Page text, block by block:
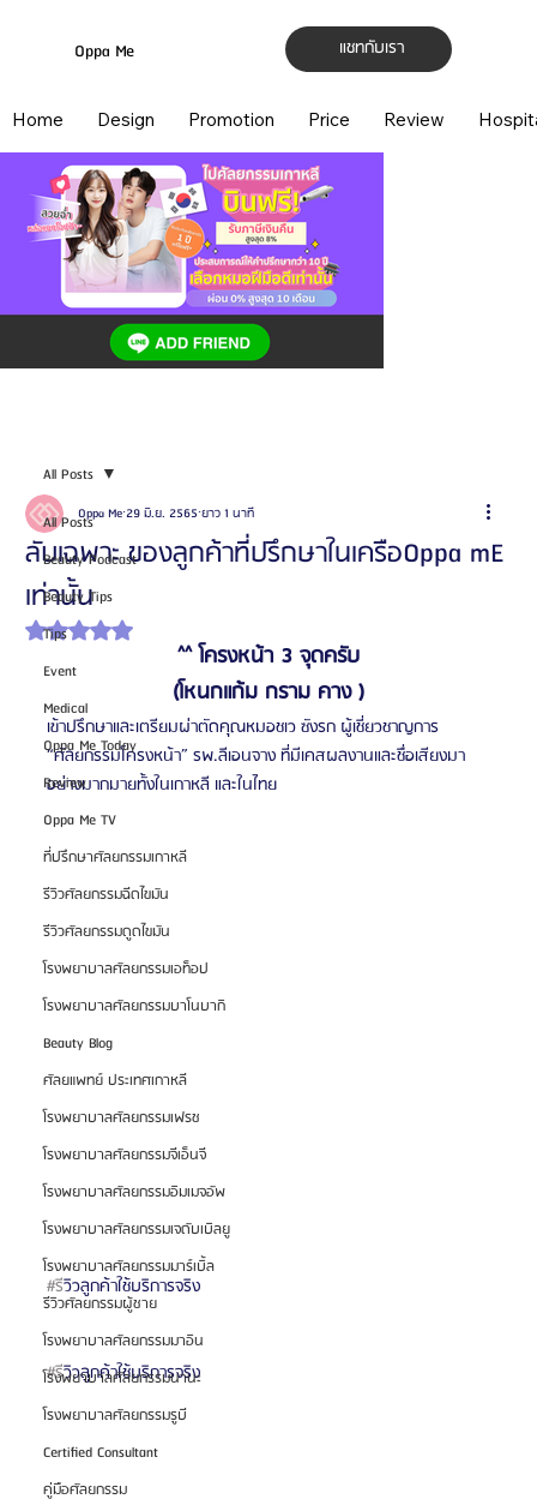
แชทกับเรา
Oppa Me
Home Design Promotion Price Review
All Posts
Beauty Podcast
Beauty Tips
Tips
Event
Medical
Oppa Me Today
Review
Oppa Me TV
ที่ปรึกษาศัลยกรรมเกาหลี
รีวิวศัลยกรรมฉีดไขมัน
รีวิวศัลยกรรมดูดไขมัน
โรงพยาบาลศัลยกรรมเอท็อป
โรงพยาบาลศัลยกรรมบาโนบากิ
Beauty Blog
ศัลยแพทย์ ประเทศเกาหลี
โรงพยาบาลศัลยกรรมเฟรช
โรงพยาบาลศัลยกรรมจีเอ็นจี
โรงพยาบาลศัลยกรรมอิมเมจอัพ
โรงพยาบาลศัลยกรรมเจดับเบิลยู
โรงพยาบาลศัลยกรรมมาร์เบิ้ล
รีวิวศัลยกรรมผู้ชาย
โรงพยาบาลศัลยกรรมมาอิน
โรงพยาบาลศัลยกรรมนานะ
โรงพยาบาลศัลยกรรมรูบี
Certified Consultant
คู่มือศัลยกรรม
All Posts
ลับเฉพาะ ของลูกค้าที่ปรึกษาในเครือOppa mE
เท่านั้น
Oppa Me29 มิ.ย. 2565 ยาว 1 นาที
ได้รับ NaN เต็ม 5 ดาว
^^ โครงหน้า 3 จุดครับ
(โหนกแก้ม กราม คาง )
เข้าปรึกษาและเตรียมผ่าตัดคุณหมอชเว ซังรก ผู้เชี่ยวชาญการ
“ศัลยกรรมโครงหน้า” รพ.ลีเอนจาง ที่มีเคสผลงานและชื่อเสียงมา
อย่างมากมายทั้งในเกาหลี และในไทย
#รีวิวลูกค้าใช้บริการจริง
#รีวิวลูกค้าใช้บริการจริง